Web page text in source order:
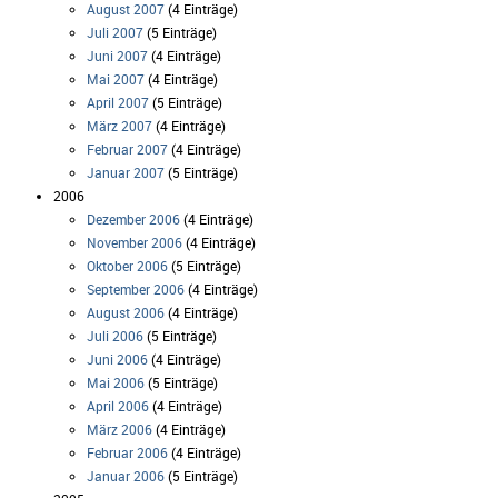
August 2007(4 Einträge)
Juli 2007(5 Einträge)
Juni 2007(4 Einträge)
Mai 2007(4 Einträge)
April 2007(5 Einträge)
März 2007(4 Einträge)
Februar 2007(4 Einträge)
Januar 2007(5 Einträge)
2006
Dezember 2006(4 Einträge)
November 2006(4 Einträge)
Oktober 2006(5 Einträge)
September 2006(4 Einträge)
August 2006(4 Einträge)
Juli 2006(5 Einträge)
Juni 2006(4 Einträge)
Mai 2006(5 Einträge)
April 2006(4 Einträge)
März 2006(4 Einträge)
Februar 2006(4 Einträge)
Januar 2006(5 Einträge)